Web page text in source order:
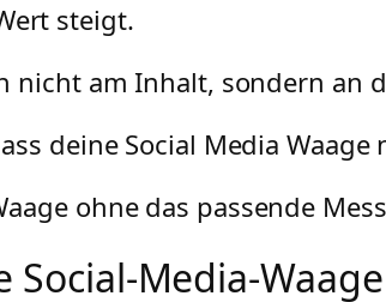
steigt.
am Inhalt, sondern an
deine Social Media Waage
ohne das passende
Social-Media-Waage